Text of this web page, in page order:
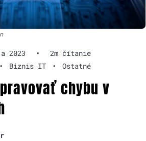
2023 •
2m čítanie
• Biznis IT • Ostatné
chybu v